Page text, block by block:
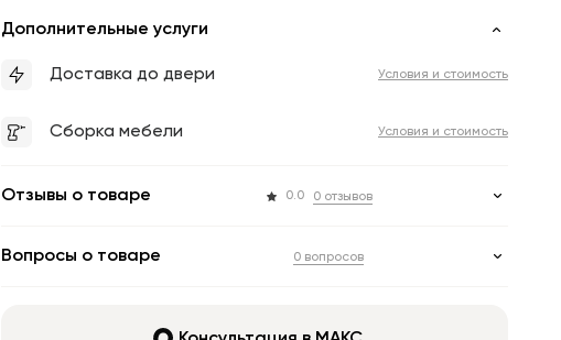
Дополнительные услуги
Доставка до двери Условия и стоимость
Сборка мебели Условия и стоимость
Отзывы о товаре 0.0 0 отзывов
Вопросы о товаре 0 вопросов